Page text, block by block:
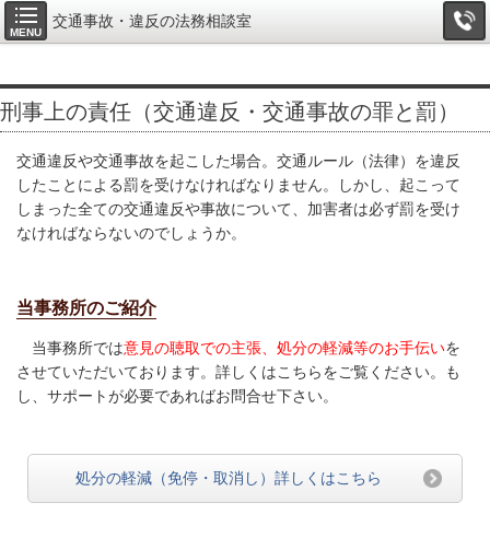
MENU
交通事故・違反の法務相談室
刑事上の責任（交通違反・交通事故の罪と罰）
交通違反や交通事故を起こした場合。交通ルール（法律）を違反
したことによる罰を受けなければなりません。しかし、起こって
しまった全ての交通違反や事故について、加害者は必ず罰を受け
なければならないのでしょうか。
当事務所のご紹介
当事務所では意見の聴取での主張、処分の軽減等のお手伝いを
させていただいております。詳しくはこちらをご覧ください。も
し、サポートが必要であればお問合せ下さい。
処分の軽減（免停・取消し）詳しくはこちら